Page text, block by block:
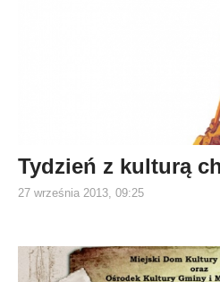
Tydzień z kulturą
27 września 2013, 09:25